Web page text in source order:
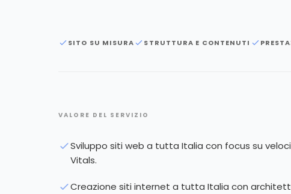
SITO SU MISURA STRUTTURA E CONTENUTI
VALORE DEL SERVIZIO
Sviluppo siti web a tutta Italia con focus su
Vitals.
Creazione siti internet a tutta Italia con